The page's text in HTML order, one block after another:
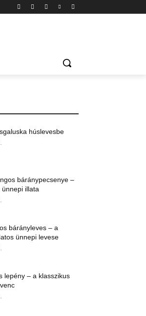
húslevesbe
báránypecsenye –
ünnepi illata
bárányleves – a
ünnepi levese
lepény – a klasszikus